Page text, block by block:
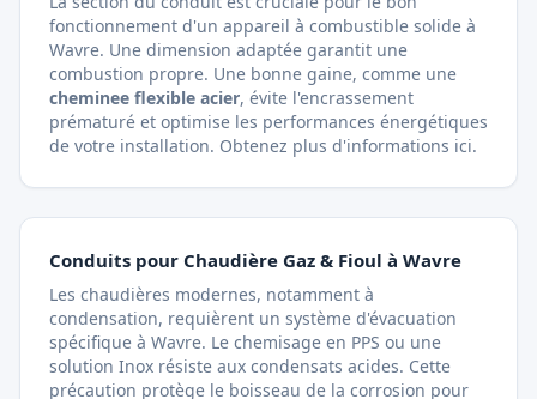
fonctionnement d'un appareil à combustible solide à
Wavre. Une dimension adaptée garantit une
combustion propre. Une bonne gaine, comme une
cheminee flexible acier, évite l'encrassement
prématuré et optimise les performances énergétiques
de votre installation. Obtenez plus d'informations ici.
Conduits pour Chaudière Gaz & Fioul à Wavre
Les chaudières modernes, notamment à
condensation, requièrent un système d'évacuation
spécifique à Wavre. Le chemisage en PPS ou une
solution Inox résiste aux condensats acides. Cette
précaution protège le boisseau de la corrosion pour